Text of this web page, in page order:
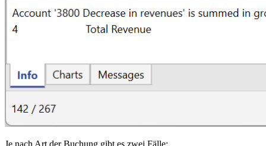
Je nach Art der Buchung gibt es zwei Fälle: